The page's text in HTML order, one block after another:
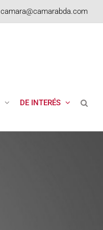
camara@camarabda.com
DE INTERÉS